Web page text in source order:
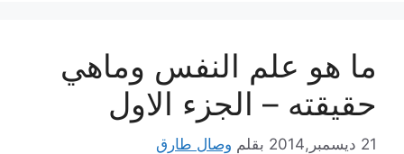
ما هو علم النفس وماهي
حقيقته – الجزء الاول
21 ديسمبر,2014 بقلم وصال طارق